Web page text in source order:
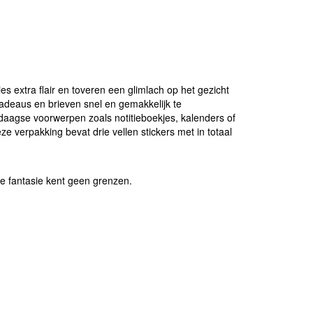
extra flair en toveren een glimlach op het gezicht
en brieven snel en gemakkelijk te
voorwerpen zoals notitieboekjes, kalenders of
verpakking bevat drie vellen stickers met in totaal
fantasie kent geen grenzen.